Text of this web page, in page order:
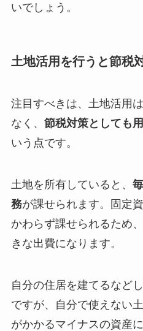
いでしょう。
土地活用を行うと節税
注目すべきは、土地活用
なく、 節税対策としても
いう点です。
土地を所有していると、
務が課せられます。固定
かわらず課せられるため
きな出費になります。
自分の住居を建てるなど
ですが、自分で使えない
がかかるマイナスの資産